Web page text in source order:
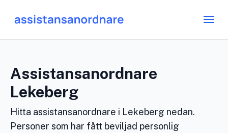
Assistansanordnare
Lekeberg
Hitta assistansanordnare i Lekeberg nedan.
Personer som har fått beviljad personlig